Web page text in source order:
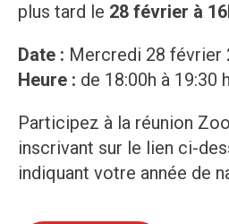
plus tard le 28 février à
Date : Mercredi 28 février
Heure : de 18:00h à 19:30 h
Participez à la réunion
inscrivant sur le lien ci-
indiquant votre année de